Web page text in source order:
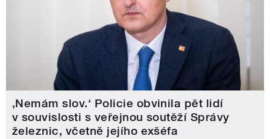
‚Nemám slov.‘ Policie obvinila pět lidí
v souvislosti s veřejnou soutěží Správy
železnic, včetně jejího exšéfa